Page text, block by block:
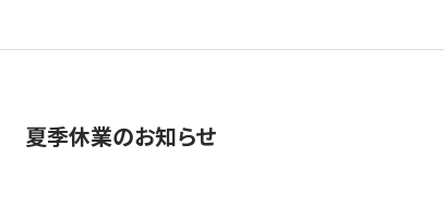
夏季休業のお知らせ